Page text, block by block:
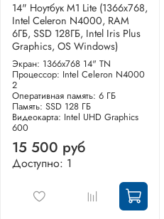
14" Ноутбук M1 Lite (1366x768,
Intel Celeron N4000, RAM
6ГБ, SSD 128ГБ, Intel Iris Plus
Graphics, OS Windows)
Экран: 1366x768 14" TN
Процессор: Intel Celeron N4000
2
Оперативная память: 6 ГБ
Память: SSD 128 ГБ
Видеокарта: Intel UHD Graphics
600
15 500 руб
Доступно: 1